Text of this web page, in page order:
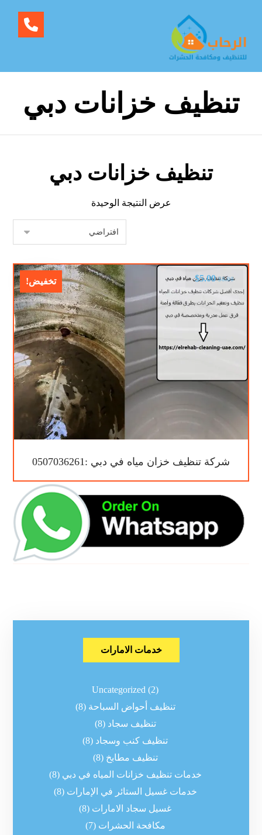
تنظيف خزانات دبي
تنظيف خزانات دبي
عرض النتيجة الوحيدة
تخفيض!
شركة تنظيف خزان مياه في دبي :0507036261
$8.00
$5.00
خدمات الامارات
Uncategorized (2)
تنظيف أحواض السباحة (8)
تنظيف سجاد (8)
تنظيف كنب وسجاد (8)
تنظيف مطابخ (8)
خدمات تنظيف خزانات المياه في دبي (8)
خدمات غسيل الستائر في الإمارات (8)
غسيل سجاد الامارات (8)
مكافحة الحشرات (7)